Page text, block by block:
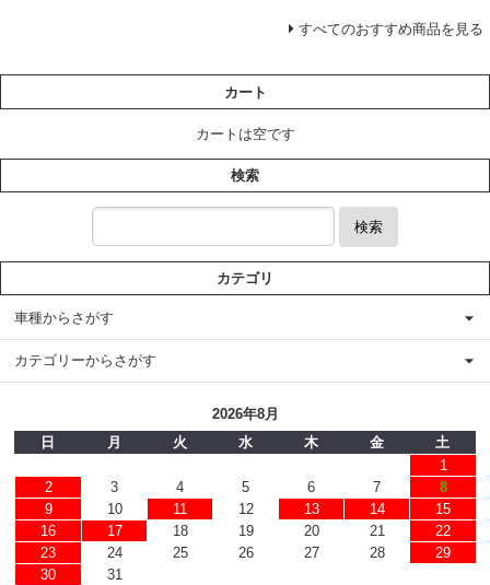
すべてのおすすめ商品を見る
カート
カートは空です
検索
検索
カテゴリ
車種からさがす
カテゴリーからさがす
2026年8月
日
月 火 水 木 金
土
1
2
3 4 5 6 7
8
9
10 11 12 13 14
15
16
17 18 19 20 21
22
23
24 25 26 27 28
29
30
31